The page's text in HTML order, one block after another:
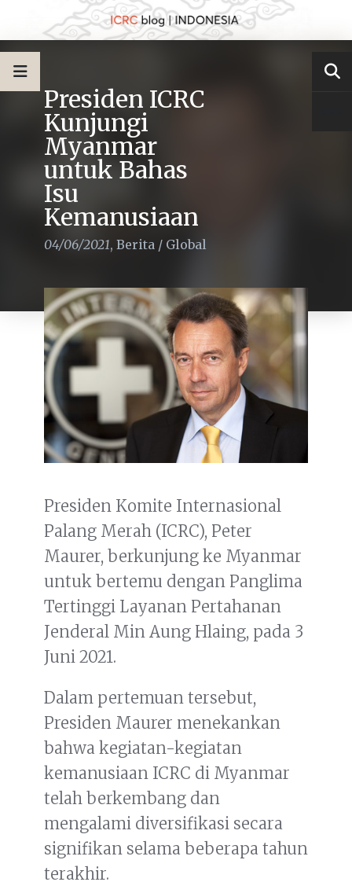
Presiden ICRC
Kunjungi
Myanmar
untuk Bahas
Isu
Kemanusiaan
04/06/2021, Berita / Global
Presiden Komite Internasional
Palang Merah (ICRC), Peter
Maurer, berkunjung ke Myanmar
untuk bertemu dengan Panglima
Tertinggi Layanan Pertahanan
Jenderal Min Aung Hlaing, pada 3
Juni 2021.
Dalam pertemuan tersebut,
Presiden Maurer menekankan
bahwa kegiatan-kegiatan
kemanusiaan ICRC di Myanmar
telah berkembang dan
mengalami diversifikasi secara
signifikan selama beberapa tahun
terakhir.